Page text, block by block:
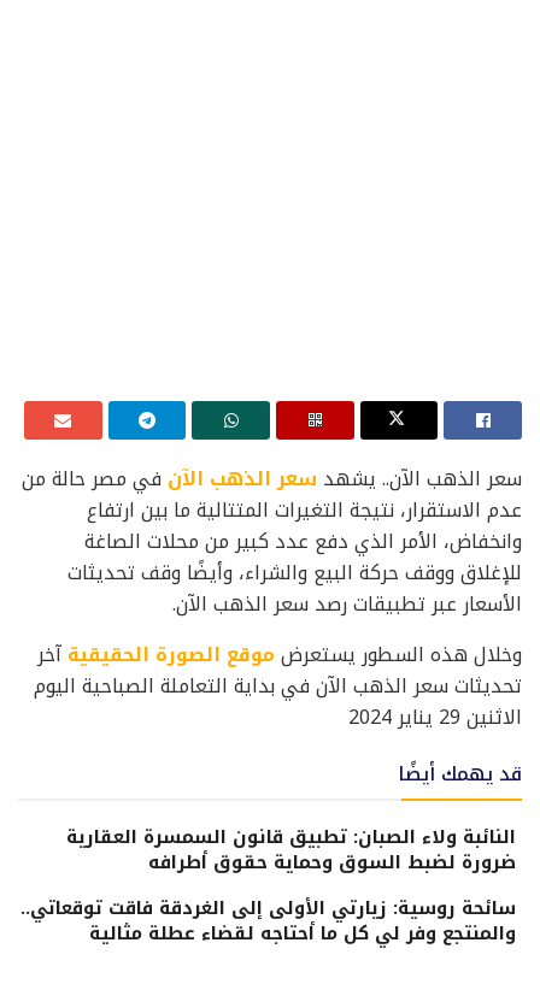
سعر الذهب الآن.. يشهد سعر الذهب الآن في مصر حالة من
عدم الاستقرار، نتيجة التغيرات المتتالية ما بين ارتفاع
وانخفاض، الأمر الذي دفع عدد كبير من محلات الصاغة
للإغلاق ووقف حركة البيع والشراء، وأيضًا وقف تحديثات
الأسعار عبر تطبيقات رصد سعر الذهب الآن.
وخلال هذه السطور يستعرضموقع الصورة الحقيقيةآخر
تحديثات سعر الذهب الآن في بداية التعاملة الصباحية اليوم
الاثنين 29 يناير 2024
قد يهمك أيضًا
النائبة ولاء الصبان: تطبيق قانون السمسرة العقارية
ضرورة لضبط السوق وحماية حقوق أطرافه
سائحة روسية: زيارتي الأولى إلى الغردقة فاقت توقعاتي..
والمنتجع وفر لي كل ما أحتاجه لقضاء عطلة مثالية